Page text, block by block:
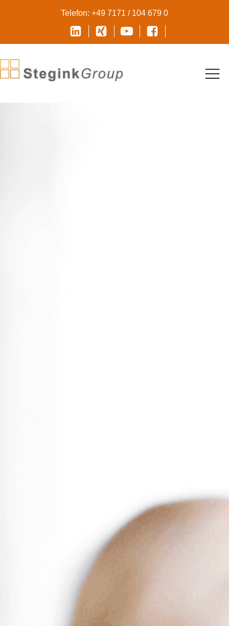
Telefon: +49 7171 / 104 679 0